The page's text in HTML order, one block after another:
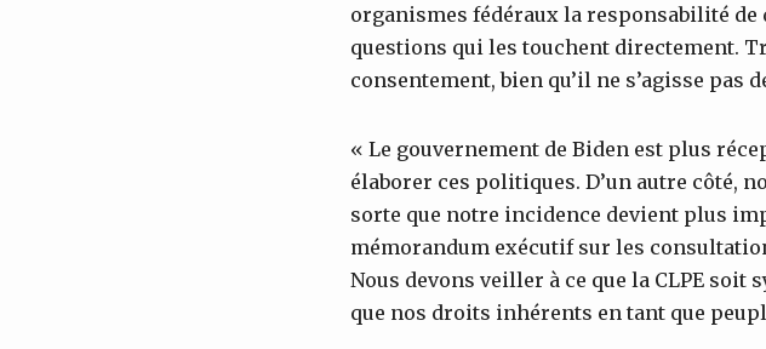
organismes fédéraux la responsabilité
questions qui les touchent directement.
consentement, bien qu’il ne s’agisse pas
« Le gouvernement de Biden est plus
élaborer ces politiques. D’un autre côté,
sorte que notre incidence devient plus
mémorandum exécutif sur les
Nous devons veiller à ce que la CLPE soit
que nos droits inhérents en tant que